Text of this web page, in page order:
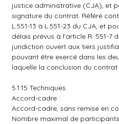
justice administrative (CJA), et
signature du contrat. Référé
L.551-13 à L.551-23 du CJA, et
délais prévus à l'article R. 551-7
juridiction ouvert aux tiers
pouvant être exercé dans les
laquelle la conclusion du
5.1.15 Techniques
Accord-cadre :
Accord-cadre, sans remise en
Nombre maximal de participants